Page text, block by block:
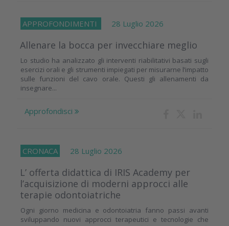
APPROFONDIMENTI 28 Luglio 2026
Allenare la bocca per invecchiare meglio
Lo studio ha analizzato gli interventi riabilitativi basati sugli
esercizi orali e gli strumenti impiegati per misurarne l’impatto
sulle funzioni del cavo orale. Questi gli allenamenti da
insegnare...
Approfondisci
CRONACA 28 Luglio 2026
L’ offerta didattica di IRIS Academy per
l’acquisizione di moderni approcci alle
terapie odontoiatriche
Ogni giorno medicina e odontoiatria fanno passi avanti
sviluppando nuovi approcci terapeutici e tecnologie che